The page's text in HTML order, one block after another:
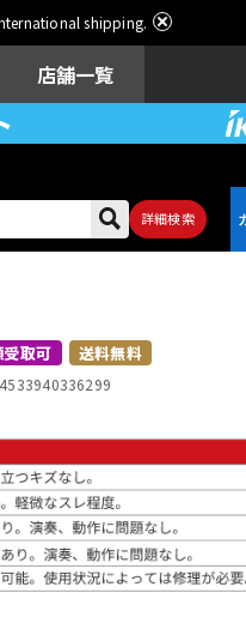
shipping.
店舗一覧
詳細検索
ドラム
配信/ライブ
機器
取可 送料無料
4533940336299